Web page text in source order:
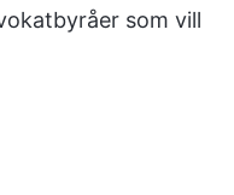
som vill